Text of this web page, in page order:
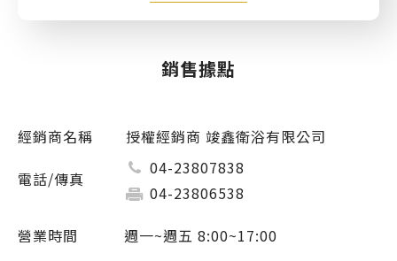
銷售據點
授權經銷商 竣鑫衛浴有限公司
04-23807838
04-23806538
週一~週五 8:00~17:00